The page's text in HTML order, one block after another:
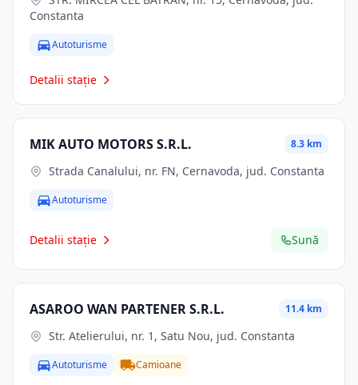
Constanta
Autoturisme
Detalii stație
MIK AUTO MOTORS S.R.L. 8.3 km
Strada Canalului, nr. FN, Cernavoda, jud. Constanta
Autoturisme
Detalii stație Sună
ASAROO WAN PARTENER S.R.L. 11.4 km
Str. Atelierului, nr. 1, Satu Nou, jud. Constanta
Autoturisme Camioane